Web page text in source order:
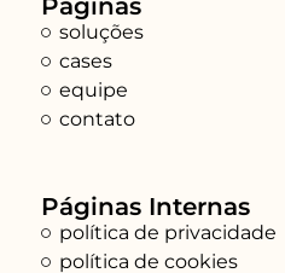
Páginas
soluções
cases
equipe
contato
Páginas Internas
política de privacidade
política de cookies